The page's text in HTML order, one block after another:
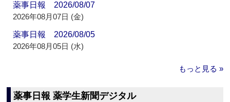
薬事日報 2026/08/07
2026年08月07日 (金)
薬事日報 2026/08/05
2026年08月05日 (水)
もっと見る »
薬事日報 薬学生新聞デジタル